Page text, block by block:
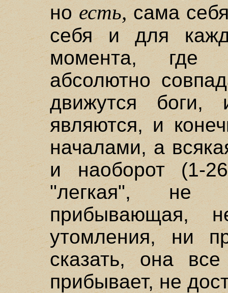
но есть,сама
себя и для
момента, где
абсолютно
движутся
являются, и
началами, а
и наоборот (1-
"легкая",
прибывающая,
утомления, ни
сказать, она
прибывает, не